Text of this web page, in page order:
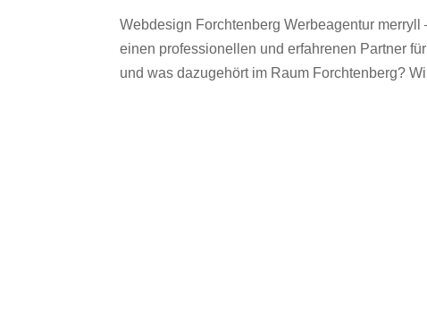
Webdesign Forchtenberg Werbeagentur
einen professionellen und erfahrenen Partner
und was dazugehört im Raum Forchtenberg?